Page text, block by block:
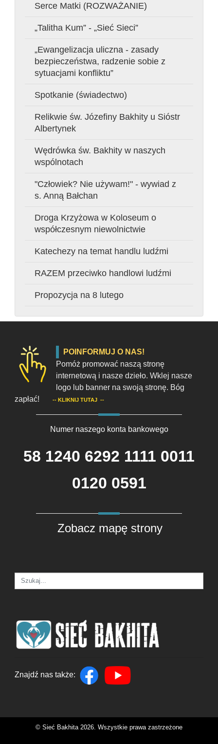
Serce Matki (ROZWAŻANIE)
„Talitha Kum” - „Sieć Sieci”
„Ewangelizacja uliczna - zasady
bezpieczeństwa, radzenie sobie z
sytuacjami konfliktu”
Spotkanie (świadectwo)
Relikwie św. Józefiny Bakhity u Sióstr
Albertynek
Wędrówka św. Bakhity w naszych
wspólnotach
"Człowiek? Nie używam!" - wywiad z
s. Anną Bałchan
Droga Krzyżowa w Koloseum o
współczesnym niewolnictwie
Katechezy na temat handlu ludźmi
RAZEM przeciwko handlowi ludźmi
Propozycja na 8 lutego
POINFORMUJ O NAS!
Pomóż promować naszą stronę
internetową i nasze dzieło. Wklej nasze
logo lub banner na swoją stronę. Bóg
zapłać!
-- KLIKNIJ TUTAJ --
Numer naszego konta bankowego
58 1240 6292 1111 0011
0120 0591
Zobacz mapę strony
Znajdź nas także:
© Sieć Bakhita 2026. Wszystkie prawa zastrzeżone